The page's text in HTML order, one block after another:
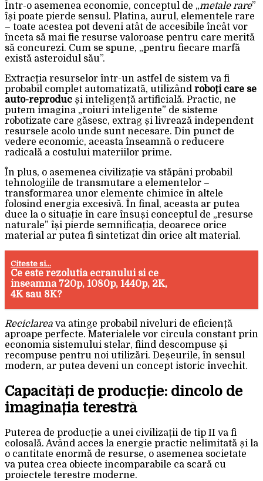
Într-o asemenea economie, conceptul de „metale rare”
își poate pierde sensul. Platina, aurul, elementele rare
– toate acestea pot deveni atât de accesibile încât vor
înceta să mai fie resurse valoroase pentru care merită
să concurezi. Cum se spune, „pentru fiecare marfă
există asteroidul său”.
Extracția resurselor într-un astfel de sistem va fi
probabil complet automatizată, utilizând roboți care se
auto-reproduc și inteligență artificială. Practic, ne
putem imagina „roiuri inteligente” de sisteme
robotizate care găsesc, extrag și livrează independent
resursele acolo unde sunt necesare. Din punct de
vedere economic, aceasta înseamnă o reducere
radicală a costului materiilor prime.
În plus, o asemenea civilizație va stăpâni probabil
tehnologiile de transmutare a elementelor –
transformarea unor elemente chimice în altele
folosind energia excesivă. În final, aceasta ar putea
duce la o situație în care însuși conceptul de „resurse
naturale” își pierde semnificația, deoarece orice
material ar putea fi sintetizat din orice alt material.
Citeste si...
Ce este rezolutia ecranului si ce
inseamna 720p, 1080p, 1440p, 2K,
4K sau 8K?
Reciclarea va atinge probabil niveluri de eficiență
aproape perfecte. Materialele vor circula constant prin
economia sistemului stelar, fiind descompuse și
recompuse pentru noi utilizări. Deșeurile, în sensul
modern, ar putea deveni un concept istoric învechit.
Capacități de producție: dincolo de
imaginația terestră
Puterea de producție a unei civilizații de tip II va fi
colosală. Având acces la energie practic nelimitată și la
o cantitate enormă de resurse, o asemenea societate
va putea crea obiecte incomparabile ca scară cu
proiectele terestre moderne.